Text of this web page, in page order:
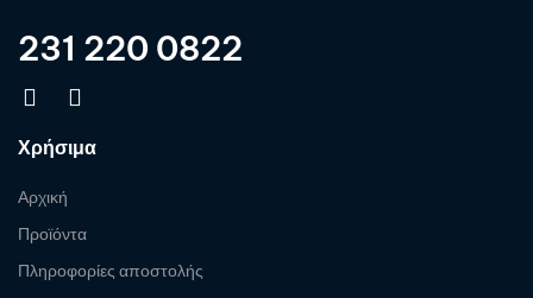
231 220 0822
Χρήσιμα
Αρχική
Προϊόντα
Πληροφορίες αποστολής